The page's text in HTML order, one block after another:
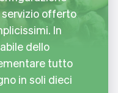
offerto
In
dello
tutto
in soli dieci